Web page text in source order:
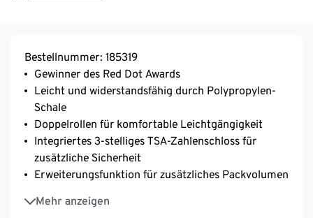
Bestellnummer: 185319
Gewinner des Red Dot Awards
Leicht und widerstandsfähig durch Polypropylen-
Schale
Doppelrollen für komfortable Leichtgängigkeit
Integriertes 3-stelliges TSA-Zahlenschloss für
zusätzliche Sicherheit
Erweiterungsfunktion für zusätzliches Packvolumen
Mehr anzeigen
3 Jahre Garantie